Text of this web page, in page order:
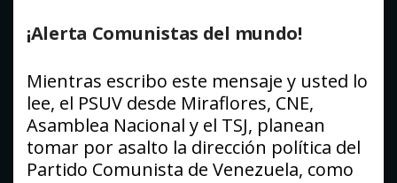
¡Alerta Comunistas del mundo!
Mientras escribo este mensaje y usted lo
lee, el PSUV desde Miraflores, CNE,
Asamblea Nacional y el TSJ, planean
tomar por asalto la dirección política del
Partido Comunista de Venezuela, como